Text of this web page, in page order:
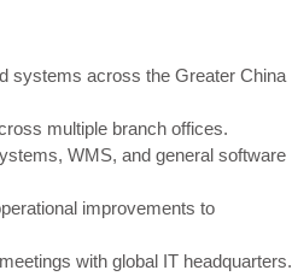
systems across the Greater China
multiple branch offices.
WMS, and general software
improvements to
with global IT headquarters.